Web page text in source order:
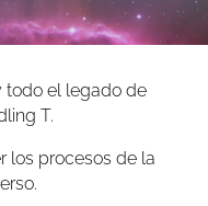
todo el legado de
T.
los procesos de la